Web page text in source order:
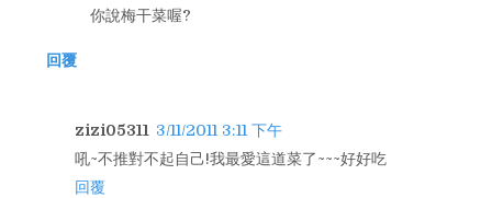
你說梅干菜喔?
回覆
zizi05311 3/11/2011 3:11 下午
吼~不推對不起自己!我最愛這道菜了~~~好好吃
回覆